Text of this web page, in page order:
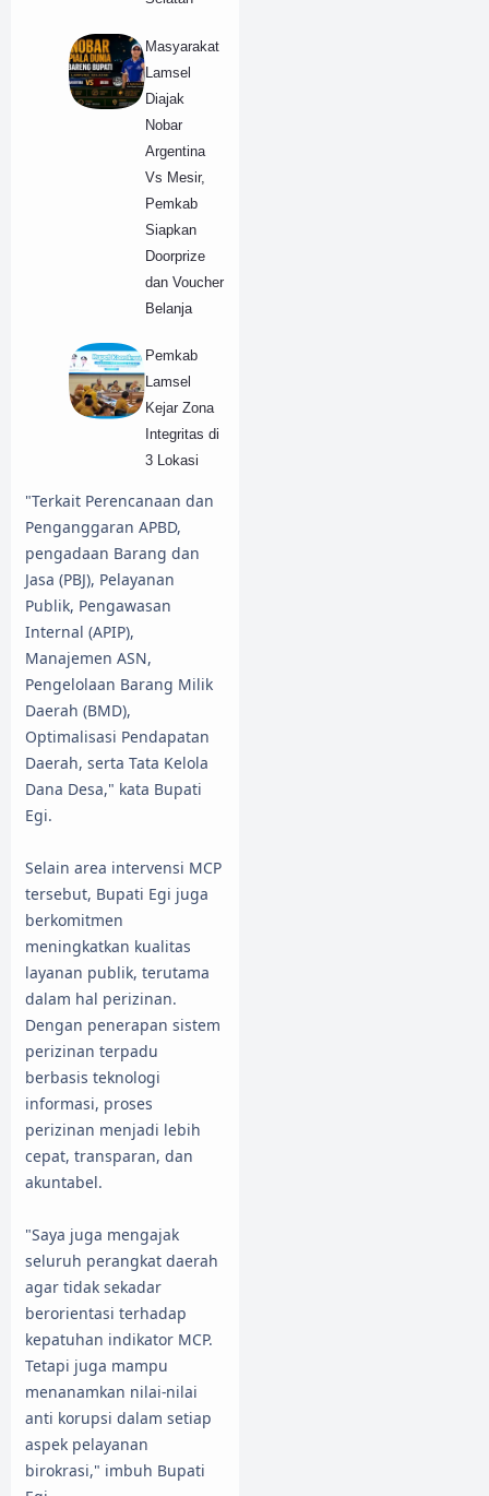
Masyarakat
Lamsel
Diajak
Nobar
Argentina
Vs Mesir,
Pemkab
Siapkan
Doorprize
dan Voucher
Belanja
Pemkab
Lamsel
Kejar Zona
Integritas di
3 Lokasi
"Terkait Perencanaan dan
Penganggaran APBD,
pengadaan Barang dan
Jasa (PBJ), Pelayanan
Publik, Pengawasan
Internal (APIP),
Manajemen ASN,
Pengelolaan Barang Milik
Daerah (BMD),
Optimalisasi Pendapatan
Daerah, serta Tata Kelola
Dana Desa," kata Bupati
Egi.
Selain area intervensi MCP
tersebut, Bupati Egi juga
berkomitmen
meningkatkan kualitas
layanan publik, terutama
dalam hal perizinan.
Dengan penerapan sistem
perizinan terpadu
berbasis teknologi
informasi, proses
perizinan menjadi lebih
cepat, transparan, dan
akuntabel.
"Saya juga mengajak
seluruh perangkat daerah
agar tidak sekadar
berorientasi terhadap
kepatuhan indikator MCP.
Tetapi juga mampu
menanamkan nilai-nilai
anti korupsi dalam setiap
aspek pelayanan
birokrasi," imbuh Bupati